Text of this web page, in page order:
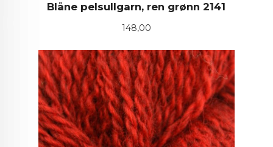
Blåne pelsullgarn, ren grønn 2141
Pris
148,00